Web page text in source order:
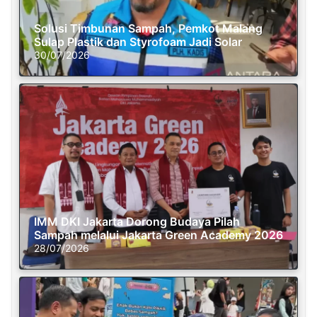
Solusi Timbunan Sampah, Pemkot Malang
Sulap Plastik dan Styrofoam Jadi Solar
30/07/2026
IMM DKI Jakarta Dorong Budaya Pilah
Sampah melalui Jakarta Green Academy 2026
28/07/2026